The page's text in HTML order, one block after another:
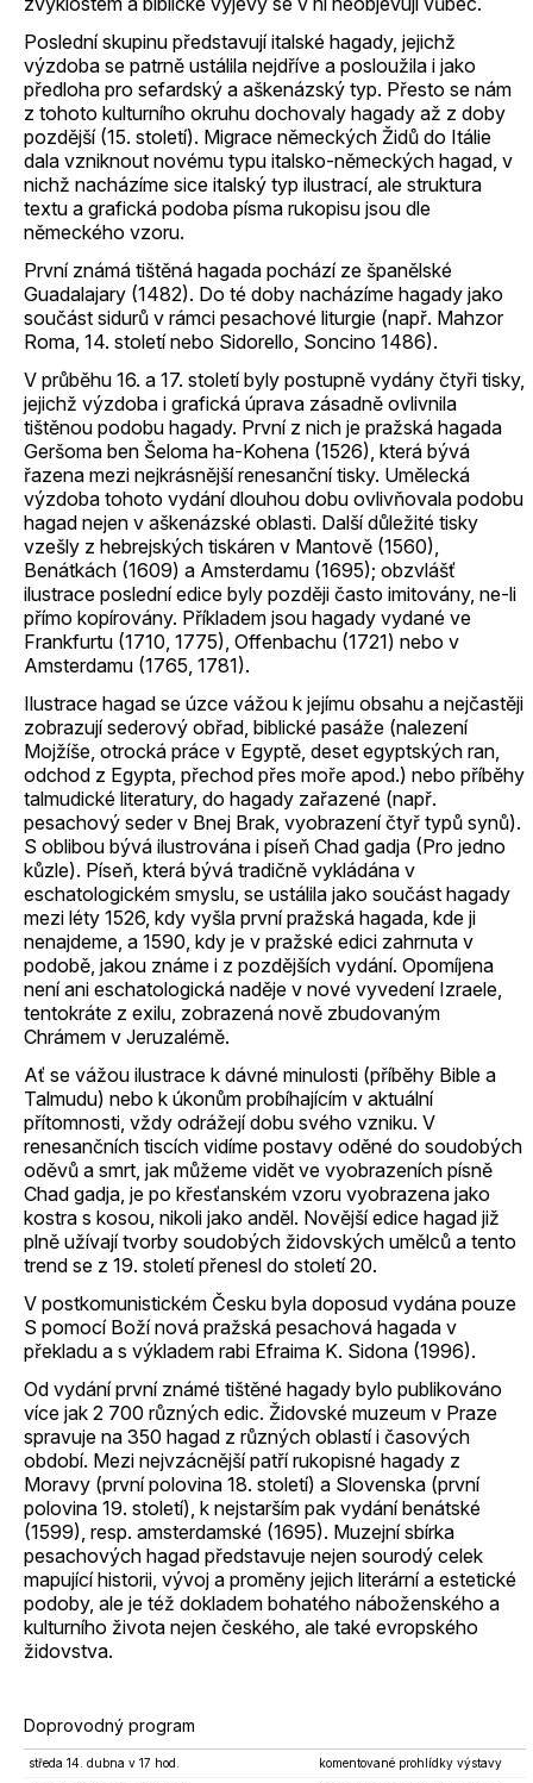
Poslední skupinu představují italské hagady, jejichž
výzdoba se patrně ustálila nejdříve a posloužila i jako
předloha pro sefardský a aškenázský typ. Přesto se nám
z tohoto kulturního okruhu dochovaly hagady až z doby
pozdější (15. století). Migrace německých Židů do Itálie
dala vzniknout novému typu italsko-německých hagad, v
nichž nacházíme sice italský typ ilustrací, ale struktura
textu a grafická podoba písma rukopisu jsou dle
německého vzoru.
První známá tištěná hagada pochází ze španělské
Guadalajary (1482). Do té doby nacházíme hagady jako
součást sidurů v rámci pesachové liturgie (např. Mahzor
Roma, 14. století nebo Sidorello, Soncino 1486).
V průběhu 16. a 17. století byly postupně vydány čtyři tisky,
jejichž výzdoba i grafická úprava zásadně ovlivnila
tištěnou podobu hagady. První z nich je pražská hagada
Geršoma ben Šeloma ha-Kohena (1526), která bývá
řazena mezi nejkrásnější renesanční tisky. Umělecká
výzdoba tohoto vydání dlouhou dobu ovlivňovala podobu
hagad nejen v aškenázské oblasti. Další důležité tisky
vzešly z hebrejských tiskáren v Mantově (1560),
Benátkách (1609) a Amsterdamu (1695); obzvlášť
ilustrace poslední edice byly později často imitovány, ne-li
přímo kopírovány. Příkladem jsou hagady vydané ve
Frankfurtu (1710, 1775), Offenbachu (1721) nebo v
Amsterdamu (1765, 1781).
Ilustrace hagad se úzce vážou k jejímu obsahu a nejčastěji
zobrazují sederový obřad, biblické pasáže (nalezení
Mojžíše, otrocká práce v Egyptě, deset egyptských ran,
odchod z Egypta, přechod přes moře apod.) nebo příběhy
talmudické literatury, do hagady zařazené (např.
pesachový seder v Bnej Brak, vyobrazení čtyř typů synů).
S oblibou bývá ilustrována i píseň Chad gadja (Pro jedno
kůzle). Píseň, která bývá tradičně vykládána v
eschatologickém smyslu, se ustálila jako součást hagady
mezi léty 1526, kdy vyšla první pražská hagada, kde ji
nenajdeme, a 1590, kdy je v pražské edici zahrnuta v
podobě, jakou známe i z pozdějších vydání. Opomíjena
není ani eschatologická naděje v nové vyvedení Izraele,
tentokráte z exilu, zobrazená nově zbudovaným
Chrámem v Jeruzalémě.
Ať se vážou ilustrace k dávné minulosti (příběhy Bible a
Talmudu) nebo k úkonům probíhajícím v aktuální
přítomnosti, vždy odrážejí dobu svého vzniku. V
renesančních tiscích vidíme postavy oděné do soudobých
oděvů a smrt, jak můžeme vidět ve vyobrazeních písně
Chad gadja, je po křesťanském vzoru vyobrazena jako
kostra s kosou, nikoli jako anděl. Novější edice hagad již
plně užívají tvorby soudobých židovských umělců a tento
trend se z 19. století přenesl do století 20.
V postkomunistickém Česku byla doposud vydána pouze
S pomocí Boží nová pražská pesachová hagada v
překladu a s výkladem rabi Efraima K. Sidona (1996).
Od vydání první známé tištěné hagady bylo publikováno
více jak 2 700 různých edic. Židovské muzeum v Praze
spravuje na 350 hagad z různých oblastí i časových
období. Mezi nejvzácnější patří rukopisné hagady z
Moravy (první polovina 18. století) a Slovenska (první
polovina 19. století), k nejstarším pak vydání benátské
(1599), resp. amsterdamské (1695). Muzejní sbírka
pesachových hagad představuje nejen sourodý celek
mapující historii, vývoj a proměny jejich literární a estetické
podoby, ale je též dokladem bohatého náboženského a
kulturního života nejen českého, ale také evropského
židovstva.
Doprovodný program
středa 14. dubna v 17 hod.
komentované prohlídky výstavy